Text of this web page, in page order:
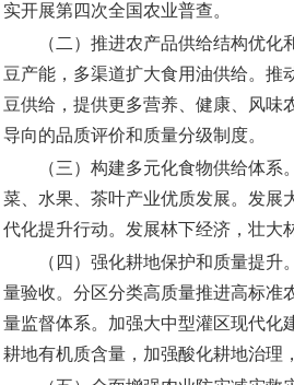
实开展第四次全国农业普查。
（二）推进农产品供给结构优化
豆产能，多渠道扩大食用油供给。推
豆供给，提供更多营养、健康、风味
导向的品质评价和质量分级制度。
（三）构建多元化食物供给体系。
菜、水果、茶叶产业优质发展。发展
代化提升行动。发展林下经济，壮大
（四）强化耕地保护和质量提升。
量验收。分区分类高质量推进高标准
量监督体系。加强大中型灌区现代化
耕地有机质含量，加强酸化耕地治理